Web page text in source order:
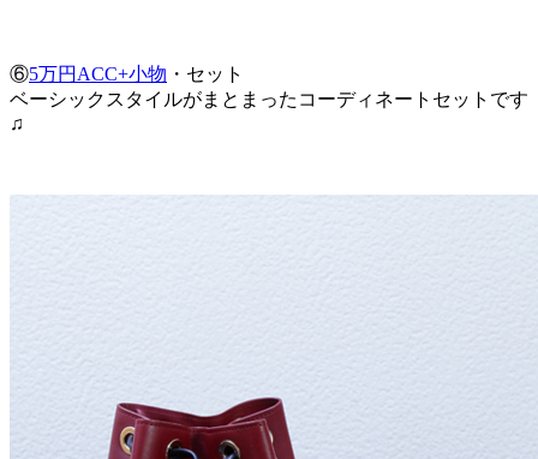
⑥5万円ACC+小物 ・セット
ベーシックスタイルがまとまったコーディネートセットです
♫